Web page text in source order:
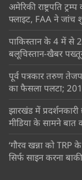
अमेरिकी राष्ट्रपति
फ्लाइट, FAA ने जांच
पाकिस्तान के 4 में से
बलूचिस्तान-खैबर
पूर्व पत्रकार तरुण
का फैसला पलटा;
झारखंड में
मीडिया के सामने बात
‘गौरव खन्ना को TRP
सिर्फ साइन करना